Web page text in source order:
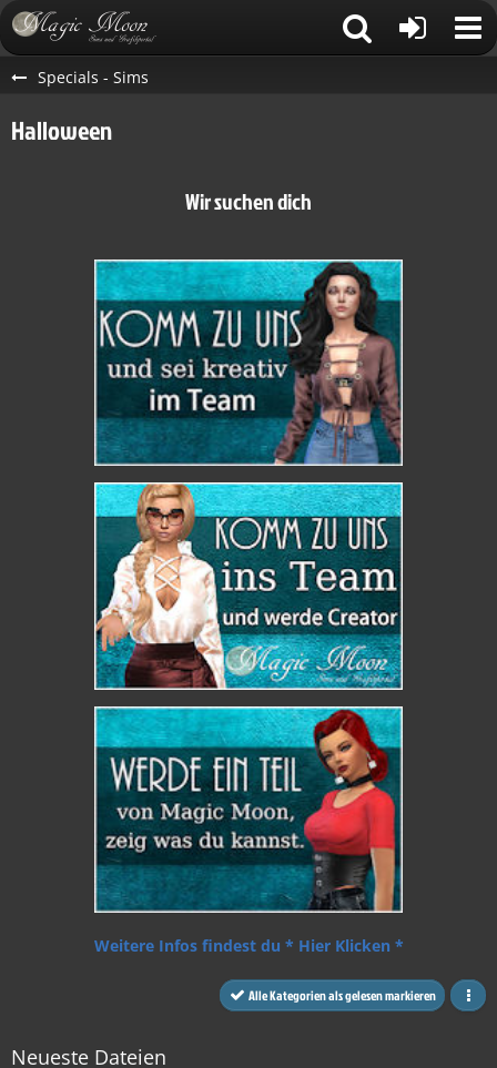
Specials - Sims
Halloween
Wir suchen dich
Weitere Infos findest du * Hier Klicken *
Alle Kategorien als gelesen markieren
Neueste Dateien